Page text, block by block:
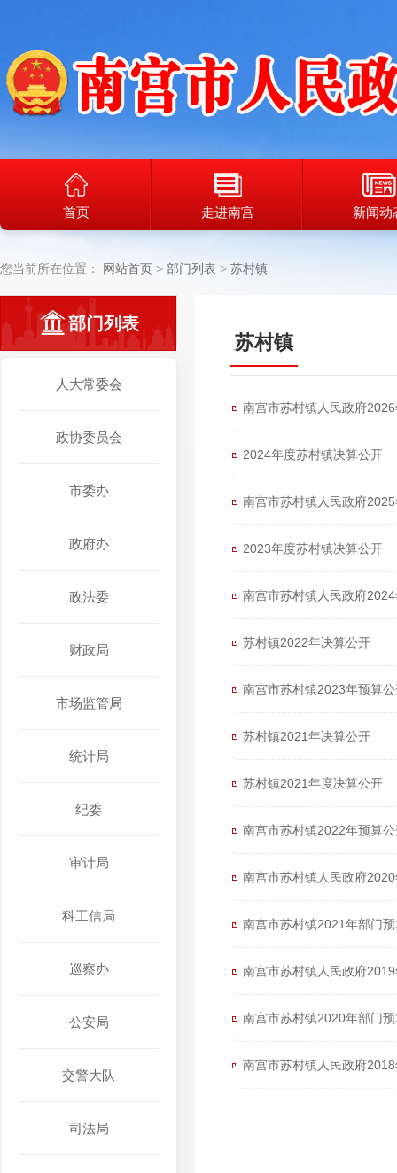
首页 走进南宫 新闻动
您当前所在位置： 网站首页 部门列表 苏村镇
部门列表
人大常委会
政协委员会
市委办
政府办
政法委
财政局
市场监管局
统计局
纪委
审计局
科工信局
巡察办
公安局
交警大队
司法局
苏村镇
南宫市苏村镇人民政府
2024年度苏村镇决算公开
南宫市苏村镇人民政府
2023年度苏村镇决算公开
南宫市苏村镇人民政府
苏村镇2022年决算公开
南宫市苏村镇2023年预算
苏村镇2021年决算公开
苏村镇2021年度决算公开
南宫市苏村镇2022年预算
南宫市苏村镇人民政府
南宫市苏村镇2021年部门
南宫市苏村镇人民政府
南宫市苏村镇2020年部门
南宫市苏村镇人民政府